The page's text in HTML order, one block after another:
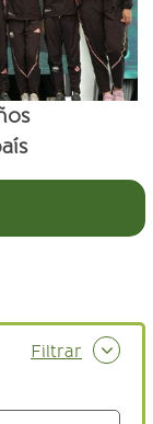
Filtrar